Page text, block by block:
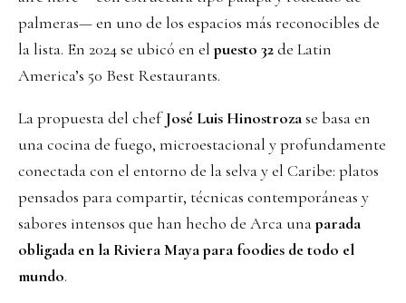
palmeras— en uno de los espacios más reconocibles de
la lista. En 2024 se ubicó en elpuesto 32de Latin
America’s 50 Best Restaurants.
La propuesta del chefJosé Luis Hinostrozase basa en
una cocina de fuego, microestacional y profundamente
conectada con el entorno de la selva y el Caribe: platos
pensados para compartir, técnicas contemporáneas y
sabores intensos que han hecho de Arca unaparada
obligada en la Riviera Maya para foodies de todo el
mundo.